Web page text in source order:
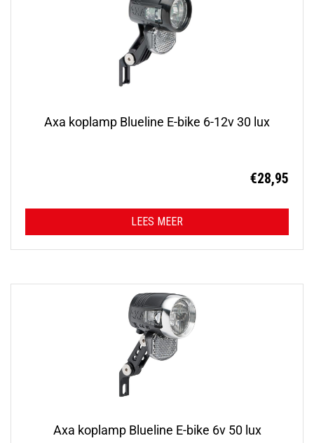
Axa koplamp Blueline E-bike 6-12v 30 lux
€28,95
LEES MEER
Axa koplamp Blueline E-bike 6v 50 lux